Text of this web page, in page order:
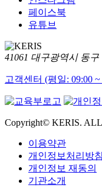
페이스북
유튜브
41061 대구광역시 동
고객센터 (평일: 09:00 ~
Copyright© KERIS.
이용약관
개인정보처리방침
개인정보 재동의
기관소개